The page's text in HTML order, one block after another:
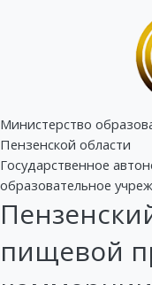
Министерство
Пензенской области
Государственное
образовательное
пищевой